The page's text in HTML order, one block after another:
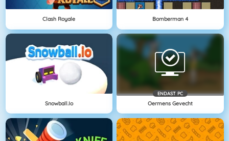
Clash Royale Bomberman 4
Snowball.io
ENDAST PC
Oermens Gevecht